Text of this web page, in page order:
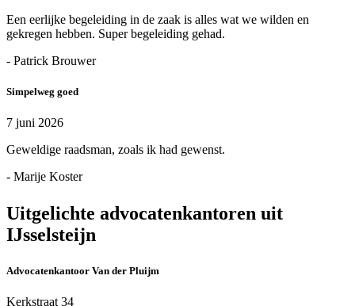
Een eerlijke begeleiding in de zaak is alles wat we wilden en
gekregen hebben. Super begeleiding gehad.
- Patrick Brouwer
Simpelweg goed
7 juni 2026
Geweldige raadsman, zoals ik had gewenst.
- Marije Koster
Uitgelichte advocatenkantoren uit
IJsselsteijn
Advocatenkantoor Van der Pluijm
Kerkstraat 34